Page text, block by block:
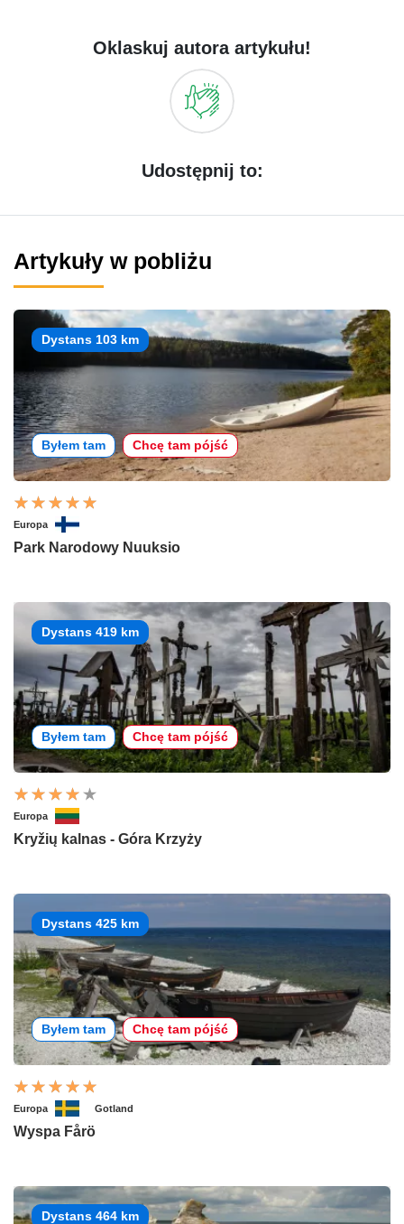
Oklaskuj autora artykułu!
Udostępnij to:
Artykuły w pobliżu
Dystans 103 km
Byłem tam Chcę tam pójść
Europa
Park Narodowy Nuuksio
Dystans 419 km
Byłem tam Chcę tam pójść
Europa
Kryžių kalnas - Góra Krzyży
Dystans 425 km
Byłem tam Chcę tam pójść
Europa Gotland
Wyspa Fårö
Dystans 464 km